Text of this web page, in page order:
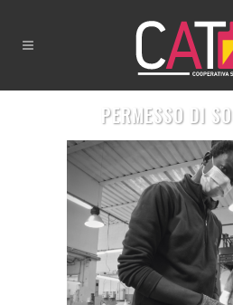
PERMESSO DI